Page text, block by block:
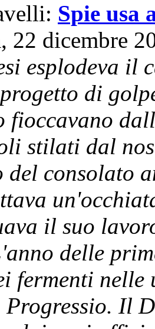
Spie usa
22 dicembre
esplodeva il
di
fioccavano
stilati dal
del consolato
il suo
delle
fermenti
Il